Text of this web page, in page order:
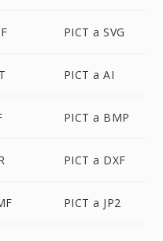
PICT a SVG
PICT a AI
PICT a BMP
PICT a DXF
PICT a JP2